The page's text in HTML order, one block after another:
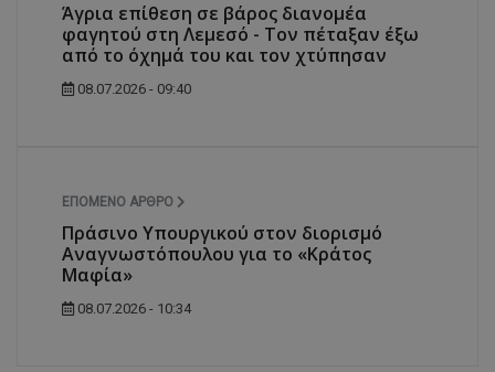
Άγρια επίθεση σε βάρος διανομέα
φαγητού στη Λεμεσό - Τον πέταξαν έξω
από το όχημά του και τον χτύπησαν
08.07.2026 - 09:40
ΕΠΌΜΕΝΟ ΆΡΘΡΟ
Πράσινο Υπουργικού στον διορισμό
Αναγνωστόπουλου για το «Κράτος
Μαφία»
08.07.2026 - 10:34